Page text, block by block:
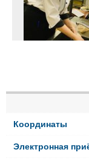
Координаты
Электронная